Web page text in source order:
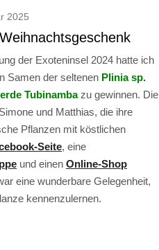
2025
der Exoteninsel 2024 hatte ich
Samen der seltenen Plinia sp.
Tubinambazu gewinnen. Die
und Matthias, die ihre
Pflanzen mit köstlichen
Seite, eine
und einen Online-Shop
eine wunderbare Gelegenheit,
kennenzulernen.